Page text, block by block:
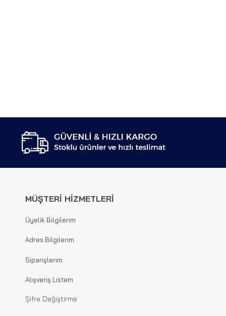
MÜŞTERİ HİZMETLERİ
Üyelik Bilgilerim
Adres Bilgilerim
Siparişlerim
Alışveriş Listem
Şifre Değiştirme